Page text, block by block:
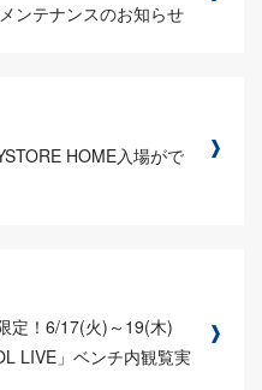
ンテナンスのお知らせ
HOME入場がで
定！6/17(火)～19(木)
LIVE」ベンチ内観覧実